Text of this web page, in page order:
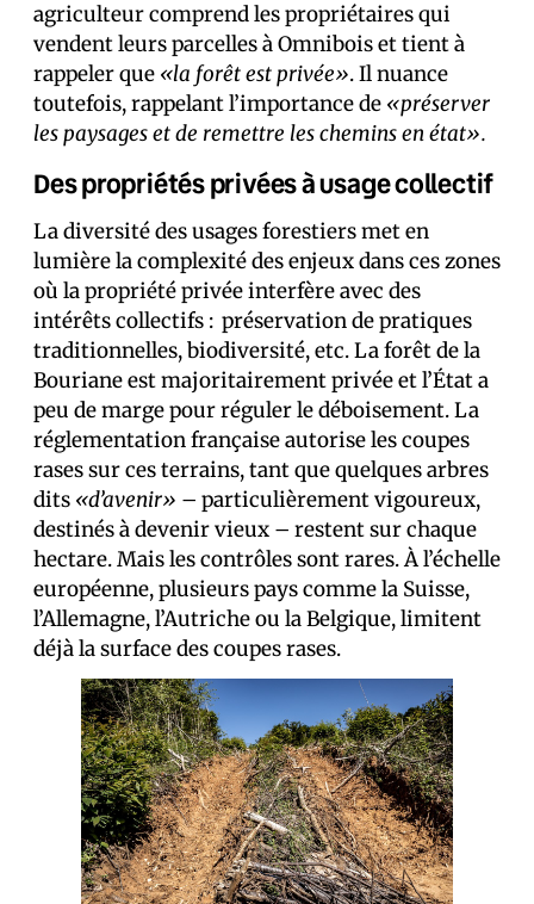
agriculteur comprend les propriétaires qui
vendent leurs parcelles à Omnibois et tient à
rappeler que «la forêt est privée». Il nuance
toutefois, rappelant l’importance de «préserver
les paysages et de remettre les chemins en état».
Des propriétés privées à usage collectif
La diversité des usages forestiers met en
lumière la complexité des enjeux dans ces zones
où la propriété privée interfère avec des
intérêts collectifs : préservation de pratiques
traditionnelles, biodiversité, etc. La forêt de la
Bouriane est majoritairement privée et l’État a
peu de marge pour réguler le déboisement. La
réglementation française autorise les coupes
rases sur ces terrains, tant que quelques arbres
dits «d’avenir» – particulièrement vigoureux,
destinés à devenir vieux – restent sur chaque
hectare. Mais les contrôles sont rares. À l’échelle
européenne, plusieurs pays comme la Suisse,
l’Allemagne, l’Autriche ou la Belgique, limitent
déjà la surface des coupes rases.